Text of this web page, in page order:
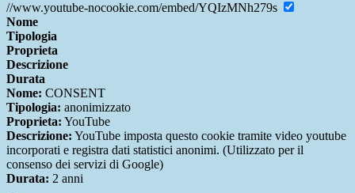
//www.youtube-nocookie.com/embed/YQIzMNh279s
Nome
Tipologia
Proprieta
Descrizione
Durata
Nome: CONSENT
Tipologia: anonimizzato
Proprieta: YouTube
Descrizione: YouTube imposta questo cookie tramite video youtube
incorporati e registra dati statistici anonimi. (Utilizzato per il
consenso dei servizi di Google)
Durata: 2 anni